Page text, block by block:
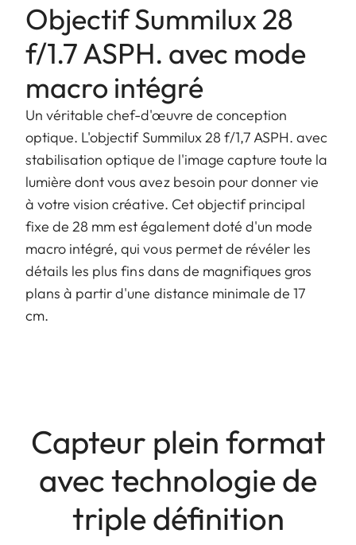
Objectif Summilux 28
f/1.7 ASPH. avec mode
macro intégré
Un véritable chef-d'œuvre de conception
optique. L'objectif Summilux 28 f/1,7 ASPH. avec
stabilisation optique de l'image capture toute la
lumière dont vous avez besoin pour donner vie
à votre vision créative. Cet objectif principal
fixe de 28 mm est également doté d'un mode
macro intégré, qui vous permet de révéler les
détails les plus fins dans de magnifiques gros
plans à partir d'une distance minimale de 17
cm.
Capteur plein format
avec technologie de
triple définition